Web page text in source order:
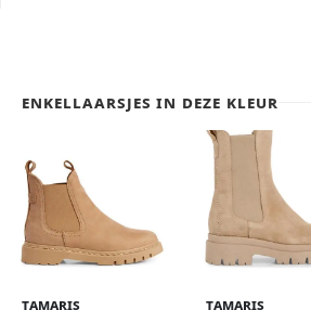
Enkellaarsjes in deze kleur
Tamaris Tamaris